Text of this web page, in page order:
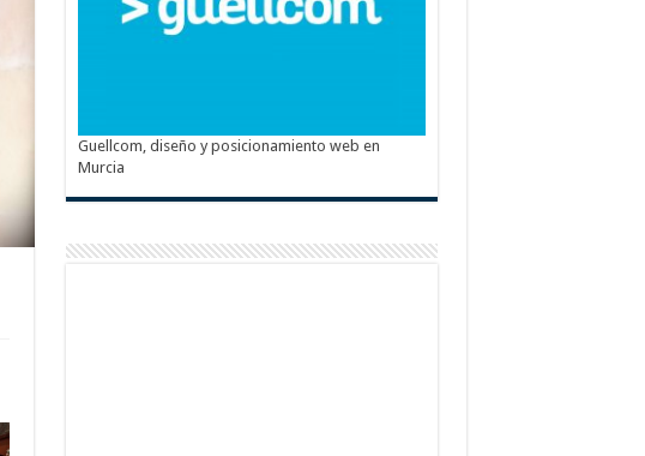
Guellcom, diseño y posicionamiento web en
Murcia